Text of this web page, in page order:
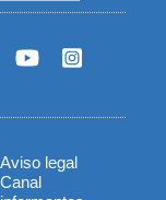
Menú
Aviso legal
Canal